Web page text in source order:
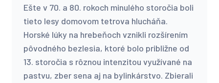
Ešte v 70. a 80. rokoch minulého storočia boli
tieto lesy domovom tetrova hlucháňa.
Horské lúky na hrebeňoch vznikli rozšírením
pôvodného bezlesia, ktoré bolo približne od
13. storočia s rôznou intenzitou využívané na
pastvu, zber sena aj na bylinkárstvo. Zbierali